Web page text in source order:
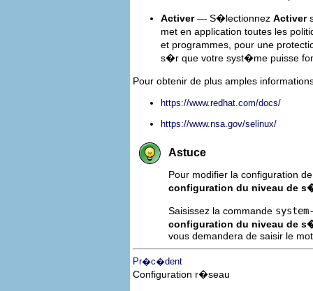
Activer— S�lectionnez Activer
met en application toutes les
et programmes, pour une
s�r que votre syst�me puisse
Pour obtenir de plus amples
https://www.redhat.com/docs/
https://www.nsa.gov/selinux/
Astuce
Pour modifier la configuration
configuration du niveau de
Saisissez la commande
configuration du niveau de
vous demandera de saisir le
Pr�c�dent
Configuration r�seau